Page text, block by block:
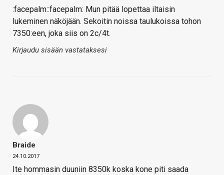
:facepalm::facepalm: Mun pitää lopettaa iltaisin
lukeminen näköjään. Sekoitin noissa taulukoissa tohon
7350:een, joka siis on 2c/4t.
Kirjaudu sisään vastataksesi
Braide
24.10.2017
Ite hommasin duuniin 8350k koska kone piti saada